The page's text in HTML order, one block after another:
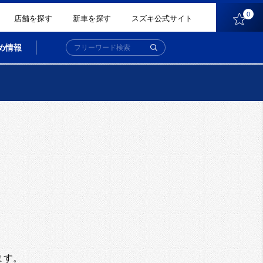
店舗を探す 新車を探す スズキ公式サイト 0
情報
す。